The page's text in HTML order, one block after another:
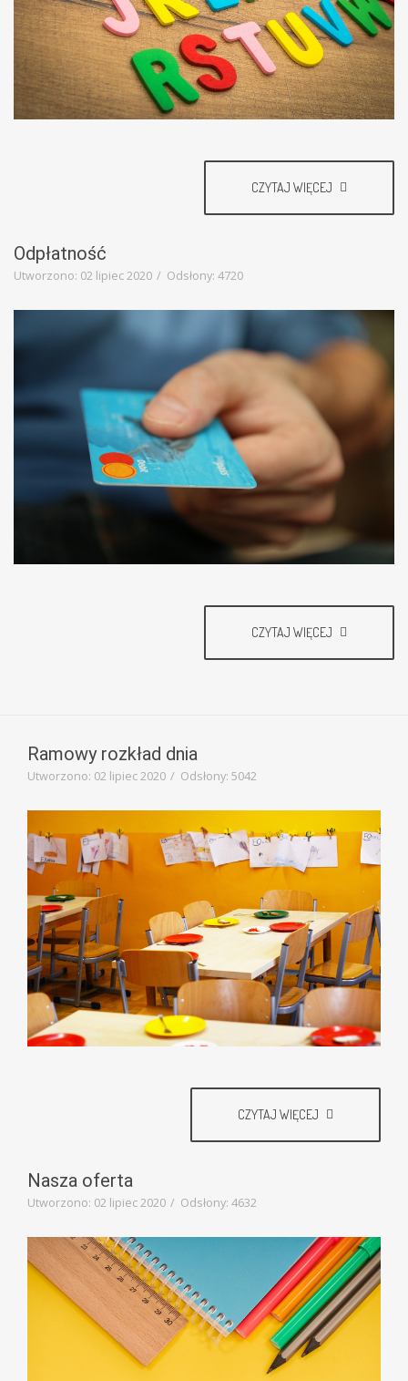
CZYTAJ WIĘCEJ
Odpłatność
Utworzono: 02 lipiec 2020 Odsłony: 4720
CZYTAJ WIĘCEJ
Ramowy rozkład dnia
Utworzono: 02 lipiec 2020 Odsłony: 5042
CZYTAJ WIĘCEJ
Nasza oferta
Utworzono: 02 lipiec 2020 Odsłony: 4632